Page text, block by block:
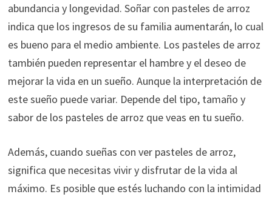
abundancia y longevidad. Soñar con pasteles de arroz
indica que los ingresos de su familia aumentarán, lo cual
es bueno para el medio ambiente. Los pasteles de arroz
también pueden representar el hambre y el deseo de
mejorar la vida en un sueño. Aunque la interpretación de
este sueño puede variar. Depende del tipo, tamaño y
sabor de los pasteles de arroz que veas en tu sueño.
Además, cuando sueñas con ver pasteles de arroz,
significa que necesitas vivir y disfrutar de la vida al
máximo. Es posible que estés luchando con la intimidad